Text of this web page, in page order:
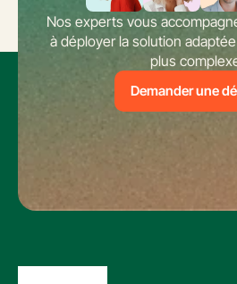
Nos experts vous
à déployer la solution
plus
Demander une